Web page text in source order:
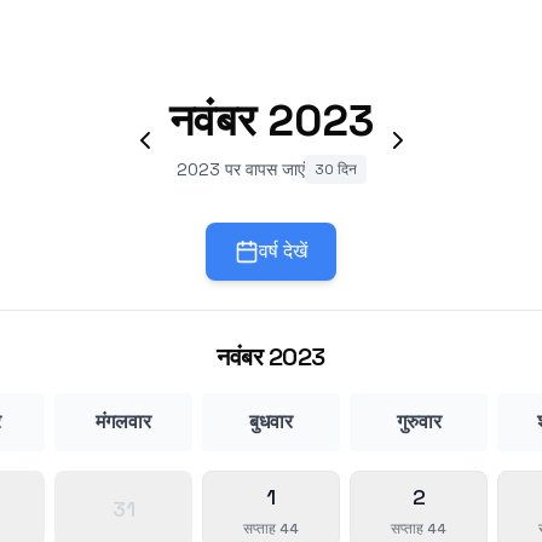
नवंबर 2023
2023 पर वापस जाएं 30 दिन
वर्ष देखें
नवंबर 2023
मंगलवार बुधवार गुरुवार
31 1
सप्ताह 44
2
सप्ताह 44